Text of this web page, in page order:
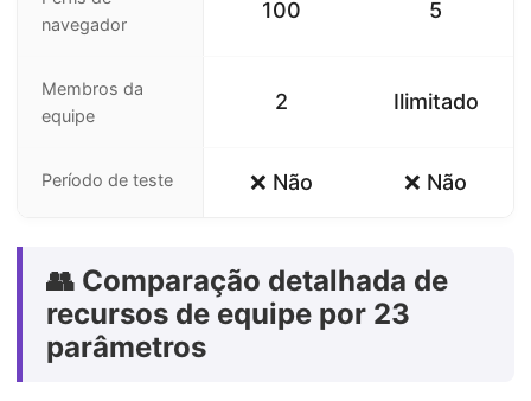
navegador
100 5
Membros da
equipe
2 Ilimitado
Período de teste ❌ Não ❌ Não
👥 Comparação detalhada de
recursos de equipe por 23
parâmetros